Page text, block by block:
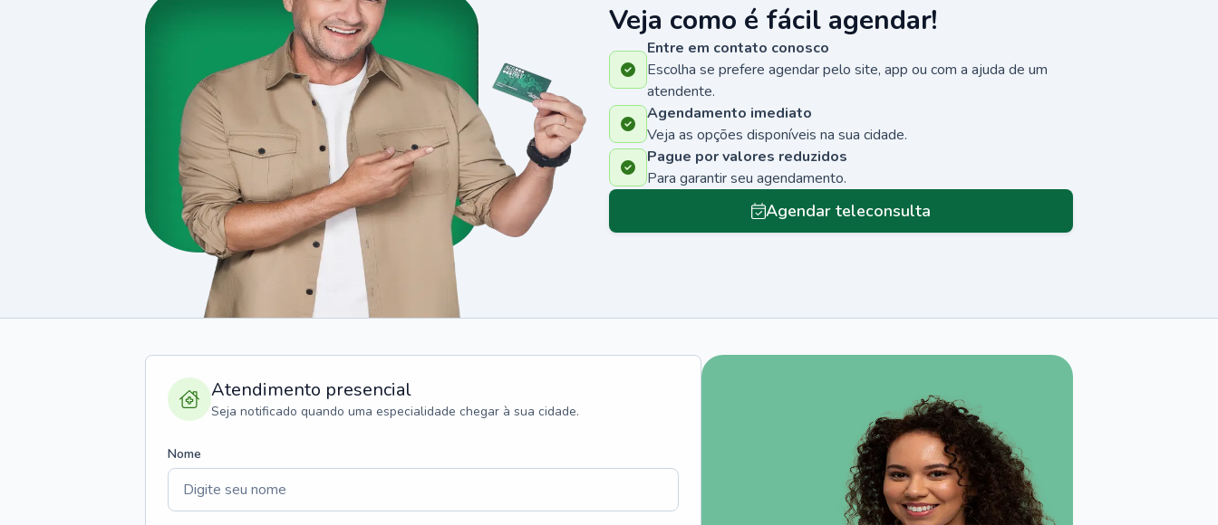
Veja como é fácil agendar!
Entre em contato conosco
Escolha se prefere agendar pelo site, app ou com a ajuda de um
atendente.
Agendamento imediato
Veja as opções disponíveis na sua cidade.
Pague por valores reduzidos
Para garantir seu agendamento.
Agendar teleconsulta
Atendimento presencial
Seja notificado quando uma especialidade chegar à sua cidade.
Nome